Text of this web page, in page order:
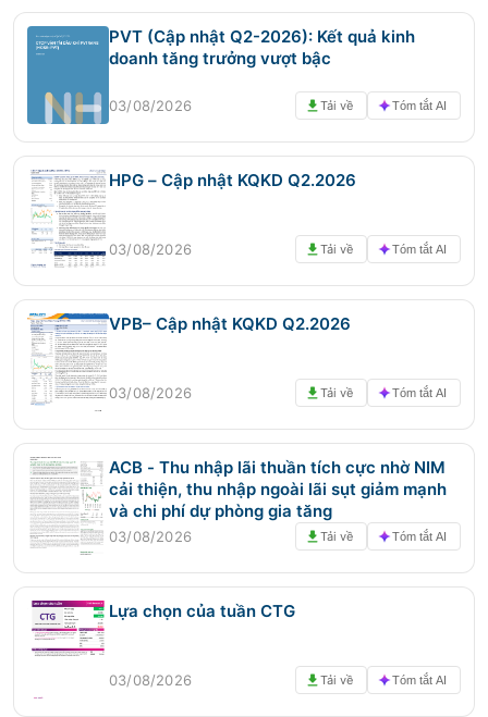
PVT (Cập nhật Q2-2026): Kết quả kinh
doanh tăng trưởng vượt bậc
03/08/2026 Tải về Tóm tắt AI
HPG – Cập nhật KQKD Q2.2026
03/08/2026 Tải về Tóm tắt AI
VPB– Cập nhật KQKD Q2.2026
03/08/2026 Tải về Tóm tắt AI
ACB - Thu nhập lãi thuần tích cực nhờ NIM
cải thiện, thu nhập ngoài lãi sụt giảm mạnh
và chi phí dự phòng gia tăng
03/08/2026 Tải về Tóm tắt AI
Lựa chọn của tuần CTG
03/08/2026 Tải về Tóm tắt AI